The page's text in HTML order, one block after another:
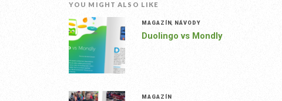
YOU MIGHT ALSO LIKE
MAGAZÍN, NÁVODY
Duolingo vs Mondly
MAGAZÍN